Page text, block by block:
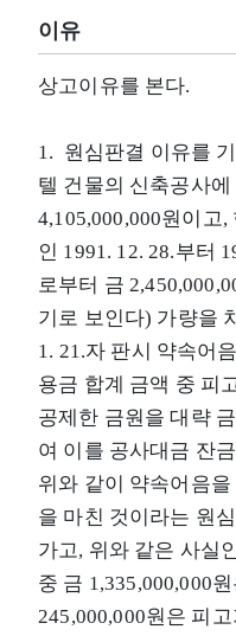
이유
상고이유를 본다.
1. 원심판결 이유를
텔 건물의 신축공사
4,105,000,000원이고
인 1991. 12. 28.부터
로부터 금
기로 보인다) 가량을
1. 21.자 판시 약속어
용금 합계 금액 중 피
공제한 금원을 대략
여 이를 공사대금 잔
위와 같이 약속어음
을 마친 것이라는 원
가고, 위와 같은 사실
중 금 1,335,000,000
245,000,000원은 피